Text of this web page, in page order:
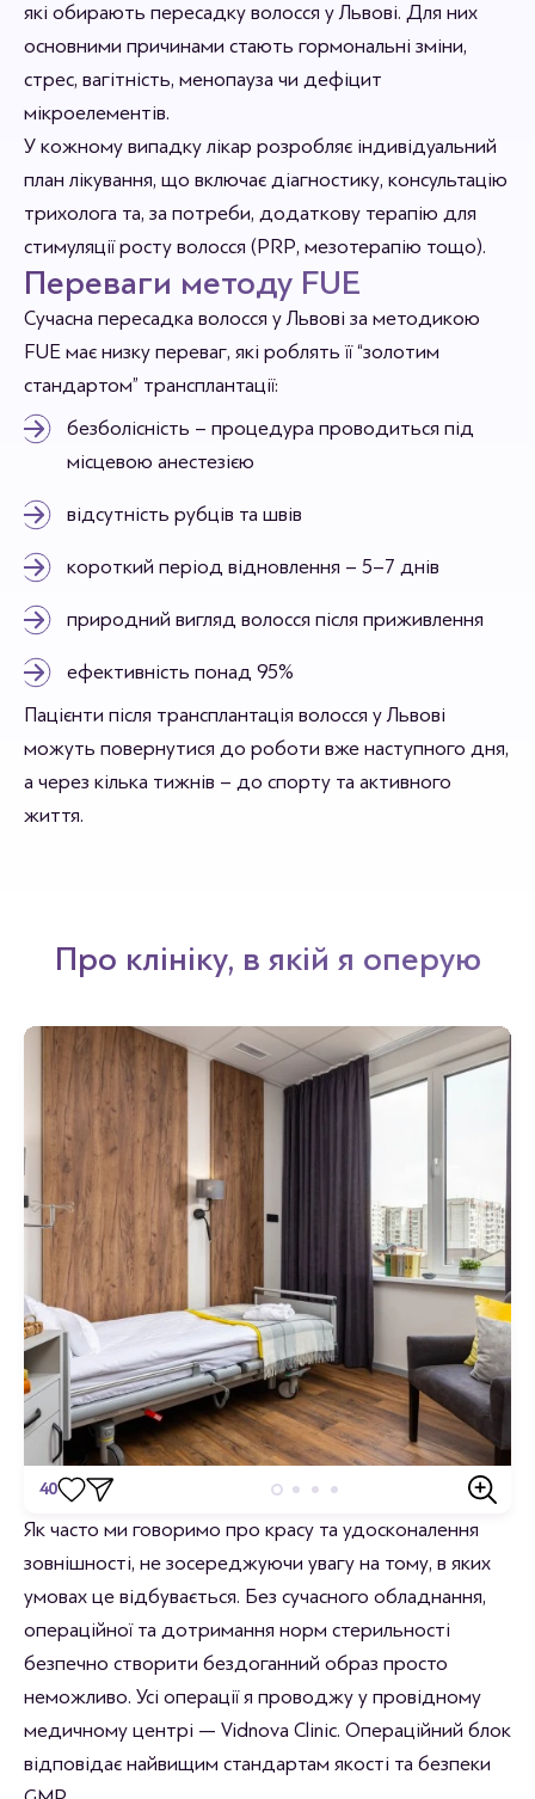
які обирають пересадку волосся у Львові. Для них
основними причинами стають гормональні зміни,
стрес, вагітність, менопауза чи дефіцит
мікроелементів.
У кожному випадку лікар розробляє індивідуальний
план лікування, що включає діагностику, консультацію
трихолога та, за потреби, додаткову терапію для
стимуляції росту волосся (PRP, мезотерапію тощо).
Переваги методу FUE
Сучасна пересадка волосся у Львові за методикою
FUE має низку переваг, які роблять її “золотим
стандартом” трансплантації:
безболісність – процедура проводиться під
місцевою анестезією
відсутність рубців та швів
короткий період відновлення – 5–7 днів
природний вигляд волосся після приживлення
ефективність понад 95%
Пацієнти після трансплантація волосся у Львові
можуть повернутися до роботи вже наступного дня,
а через кілька тижнів – до спорту та активного
життя.
Про клініку, в якій я оперую
40
Відгуки
Станьте першим хто залишить відгук.
Як часто ми говоримо про красу та удосконалення
зовнішності, не зосереджуючи увагу на тому, в яких
умовах це відбувається. Без сучасного обладнання,
операційної та дотримання норм стерильності
безпечно створити бездоганний образ просто
неможливо. Усі операції я проводжу у провідному
медичному центрі — Vidnova Clinic. Операційний блок
відповідає найвищим стандартам якості та безпеки